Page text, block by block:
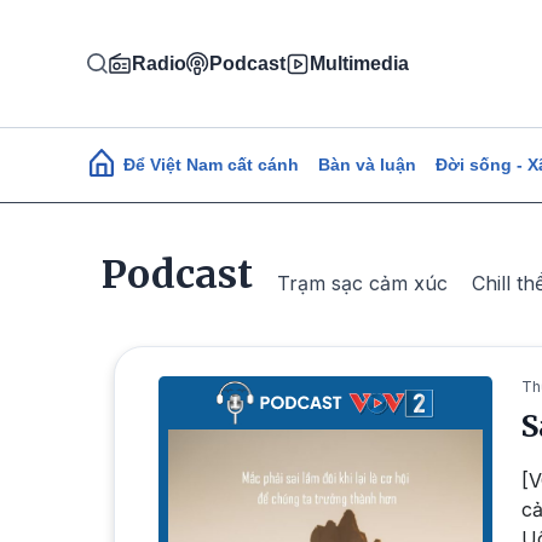
Radio Podcast Multimedia
Main navigation
Để Việt Nam cất cánh Bàn và luận Đời sống -
Podcast Trạm sạc cảm xúc Chill